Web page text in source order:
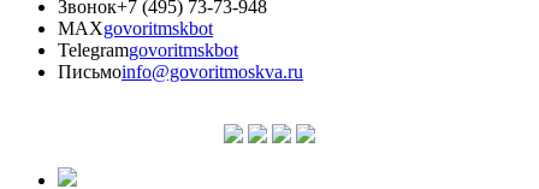
Звонок+7 (495) 73-73-948
MAXgovoritmskbot
Telegramgovoritmskbot
Письмоinfo@govoritmoskva.ru